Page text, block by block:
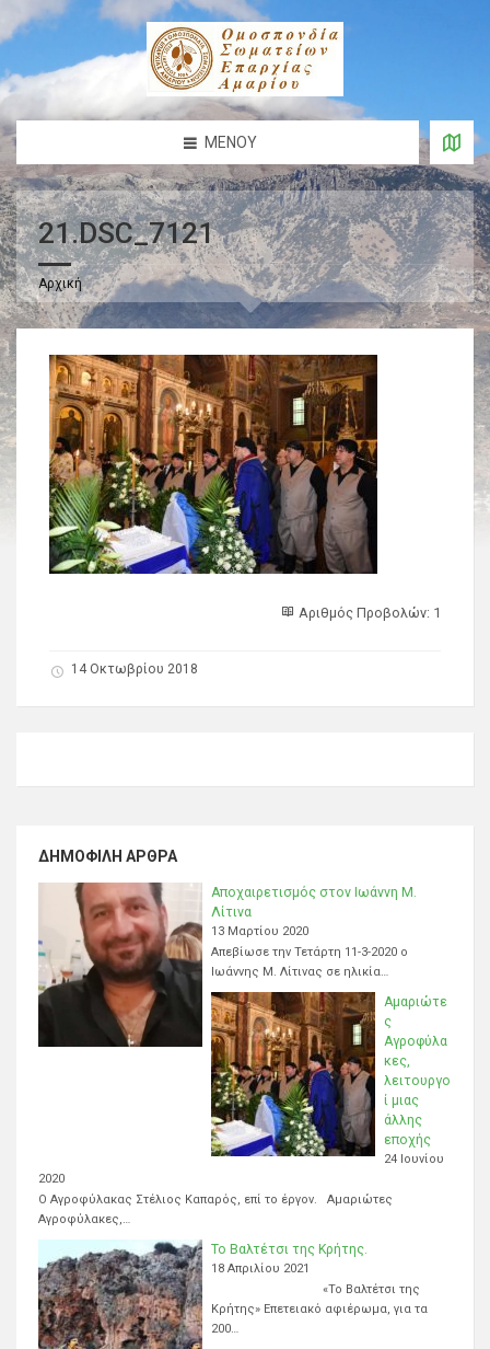
ΜΕΝΟΎ
21.DSC_7121
Αρχική
Αριθμός Προβολών: 1
14 Οκτωβρίου 2018
ΔΗΜΟΦΙΛΉ ΆΡΘΡΑ
Αποχαιρετισμός στον Ιωάννη Μ.
Λίτινα
13 Μαρτίου 2020
Απεβίωσε την Τετάρτη 11-3-2020 ο
Ιωάννης Μ. Λίτινας σε ηλικία…
Αμαριώτε
ς
Αγροφύλα
κες,
λειτουργο
ί μιας
άλλης
εποχής
24 Ιουνίου
2020
Ο Αγροφύλακας Στέλιος Καπαρός, επί το έργον. Αμαριώτες
Αγροφύλακες,…
Το Βαλτέτσι της Κρήτης.
18 Απριλίου 2021
«Το Βαλτέτσι της
Κρήτης» Επετειακό αφιέρωμα, για τα
200…